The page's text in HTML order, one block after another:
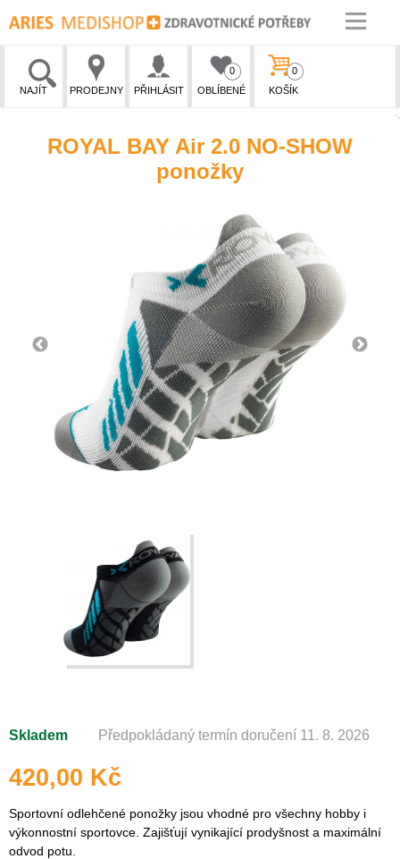
NAJÍT PRODEJNY PŘIHLÁSIT OBLÍBENÉ
0
KOŠÍK
0
ROYAL BAY Air 2.0 NO-SHOW
ponožky
Skladem Předpokládaný termín doručení 11. 8. 2026
420,00 Kč
Sportovní odlehčené ponožky jsou vhodné pro všechny hobby i
výkonnostní sportovce. Zajišťují vynikající prodyšnost a maximální
odvod potu.